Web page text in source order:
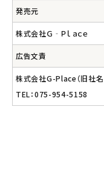
発売元
株式会社Ｇ‐Ｐｌａｃｅ
広告文責
株式会社G-Place（旧社名
TEL：075-954-5158